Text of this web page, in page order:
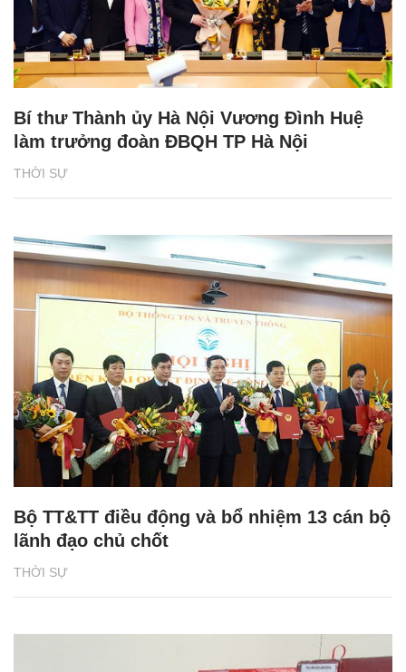
THỜI SỰ
Bí thư Thành ủy Hà Nội Vương Đình Huệ
làm trưởng đoàn ĐBQH TP Hà Nội
THỜI SỰ
Bộ TT&TT điều động và bổ nhiệm 13 cán bộ
lãnh đạo chủ chốt